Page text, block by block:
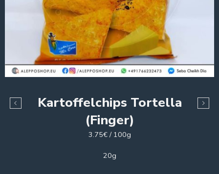
Kartoffelchips Tortella
(Finger)
3.75€ / 100g
20g